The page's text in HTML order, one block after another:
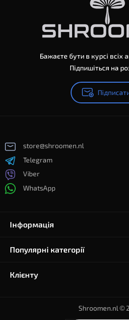
Бажаєте бути в курсі всіх
Підпишіться на
store@shroomen.nl
Telegram
Viber
WhatsApp
Інформація
Популярні категорії
Клієнту
Shroomen.nl ©